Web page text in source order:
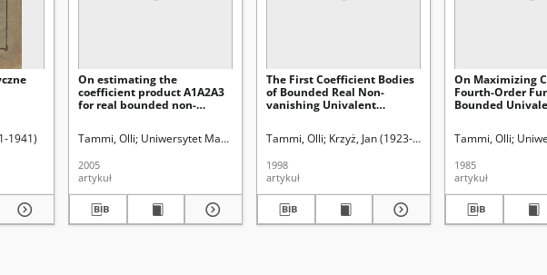
1941)
On estimating the
coefficient product A1A2A3
for real bounded non-
Tammi, Olli Uniwersytet Marii Curie-Skłodowskiej (Lublin)
2005
artykuł
The First Coefficient Bodies
of Bounded Real Non-
vanishing Univalent
Tammi, Olli Krzyż, Jan (1923-2009). Red.
1998
artykuł
On Maximizing
Fourth-Order
Bounded
Tammi, Olli
1985
artykuł